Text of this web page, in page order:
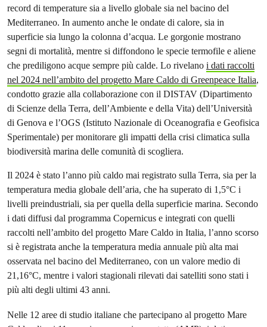
record di temperature sia a livello globale sia nel bacino del
Mediterraneo. In aumento anche le ondate di calore, sia in
superficie sia lungo la colonna d’acqua. Le gorgonie mostrano
segni di mortalità, mentre si diffondono le specie termofile e aliene
che prediligono acque sempre più calde. Lo rivelano i dati raccolti
nel 2024 nell’ambito del progetto Mare Caldo di Greenpeace Italia,
condotto grazie alla collaborazione con il DISTAV (Dipartimento
di Scienze della Terra, dell’Ambiente e della Vita) dell’Università
di Genova e l’OGS (Istituto Nazionale di Oceanografia e Geofisica
Sperimentale) per monitorare gli impatti della crisi climatica sulla
biodiversità marina delle comunità di scogliera.
Il 2024 è stato l’anno più caldo mai registrato sulla Terra, sia per la
temperatura media globale dell’aria, che ha superato di 1,5°C i
livelli preindustriali, sia per quella della superficie marina. Secondo
i dati diffusi dal programma Copernicus e integrati con quelli
raccolti nell’ambito del progetto Mare Caldo in Italia, l’anno scorso
si è registrata anche la temperatura media annuale più alta mai
osservata nel bacino del Mediterraneo, con un valore medio di
21,16°C, mentre i valori stagionali rilevati dai satelliti sono stati i
più alti degli ultimi 43 anni.
Nelle 12 aree di studio italiane che partecipano al progetto Mare